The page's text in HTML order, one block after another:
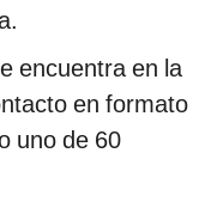
encuentra en la
en formato
uno de 60